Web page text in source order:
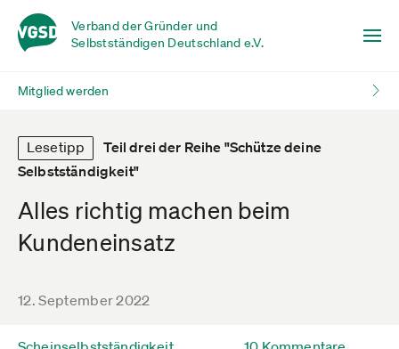
Verband der Gründer und
Selbstständigen Deutschland e.V.
Mitglied werden
Lesetipp
Teil drei der Reihe "Schütze deine
Selbstständigkeit"
Alles richtig machen beim
Kundeneinsatz
12. September 2022